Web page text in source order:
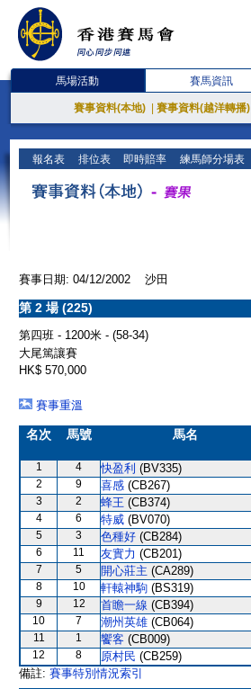
馬場活動 賽馬資訊
賽事資料(本地) 賽事資料(越洋轉播)
報名表 排位表 即時賠率 練馬師分場表
賽事日期: 04/12/2002 沙田
第 2 場 (225)
第四班 - 1200米 - (58-34)
大尾篤讓賽
HK$ 570,000
賽事重溫
名次 馬號 馬名
1 4 快盈利 (BV335)
2 9 喜感 (CB267)
3 2 蜂王 (CB374)
4 6 特威 (BV070)
5 3 色種好 (CB284)
6 11 友實力 (CB201)
7 5 開心莊主 (CA289)
8 10 軒轅神駒 (BS319)
9 12 首瞻一線 (CB394)
10 7 潮州英雄 (CB064)
11 1 饗客 (CB009)
12 8 原村民 (CB259)
備註: 賽事特別情況索引